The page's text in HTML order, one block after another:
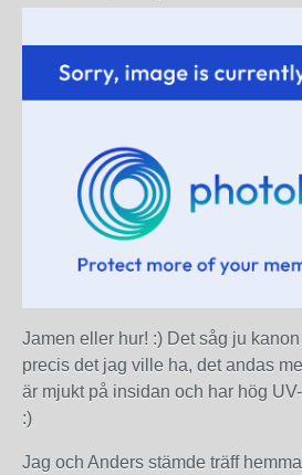
Jamen eller hur! :) Det såg ju
precis det jag ville ha, det andas
är mjukt på insidan och har hög
:)
Jag och Anders stämde träff